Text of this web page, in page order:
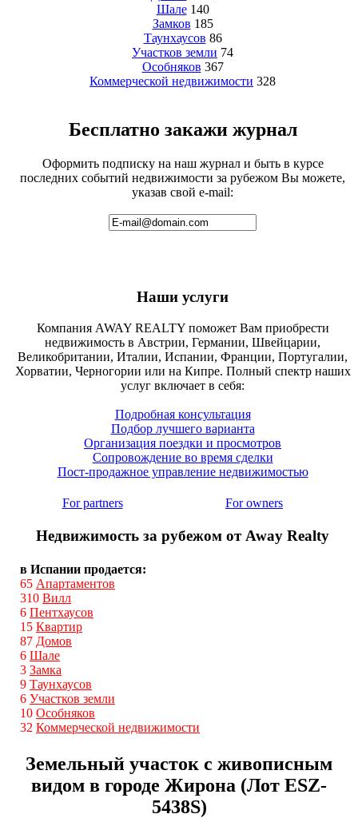
Шале 140
Замков 185
Таунхаусов 86
Участков земли 74
Особняков 367
Коммерческой недвижимости 328
Бесплатно закажи журнал
Оформить подписку на наш журнал и быть в курсе
последних событий недвижимости за рубежом Вы можете,
указав свой e-mail:
Наши услуги
Компания AWAY REALTY поможет Вам приобрести
недвижимость в Австрии, Германии, Швейцарии,
Великобритании, Италии, Испании, Франции, Португалии,
Хорватии, Черногории или на Кипре. Полный спектр наших
услуг включает в себя:
Подробная консультация
Подбор лучшего варианта
Организация поездки и просмотров
Сопровождение во время сделки
Пост-продажное управление недвижимостью
For partners For owners
Недвижимость за рубежом от Away Realty
в Испании продается:
65 Апартаментов
310 Вилл
6 Пентхаусов
15 Квартир
87 Домов
6 Шале
3 Замка
9 Таунхаусов
6 Участков земли
10 Особняков
32 Коммерческой недвижимости
Земельный участок с живописным
видом в городе Жирона (Лот ESZ-
5438S)